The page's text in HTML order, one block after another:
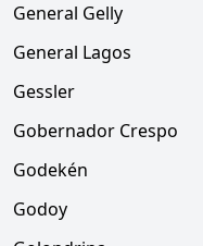
General Gelly
General Lagos
Gessler
Gobernador Crespo
Godekén
Godoy